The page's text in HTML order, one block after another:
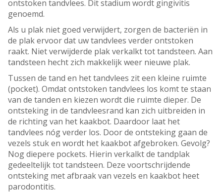
ontstoken tandvlees. Dit stadium wordt gingivitis
genoemd.
Als u plak niet goed verwijdert, zorgen de bacteriën in
de plak ervoor dat uw tandvlees verder ontstoken
raakt. Niet verwijderde plak verkalkt tot tandsteen. Aan
tandsteen hecht zich makkelijk weer nieuwe plak.
Tussen de tand en het tandvlees zit een kleine ruimte
(pocket). Omdat ontstoken tandvlees los komt te staan
van de tanden en kiezen wordt die ruimte dieper. De
ontsteking in de tandvleesrand kan zich uitbreiden in
de richting van het kaakbot. Daardoor laat het
tandvlees nóg verder los. Door de ontsteking gaan de
vezels stuk en wordt het kaakbot afgebroken. Gevolg?
Nog diepere pockets. Hierin verkalkt de tandplak
gedeeltelijk tot tandsteen. Deze voortschrijdende
ontsteking met afbraak van vezels en kaakbot heet
parodontitis.